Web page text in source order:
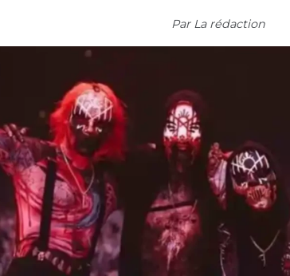
Par La rédaction